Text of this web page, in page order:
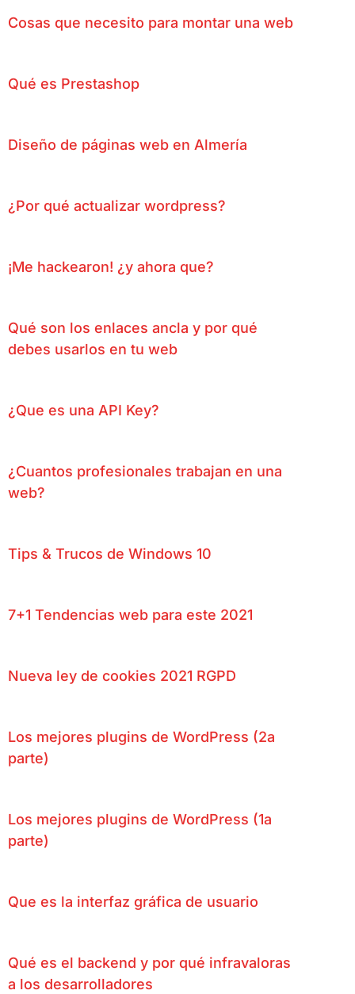
Cosas que necesito para montar una web
Qué es Prestashop
Diseño de páginas web en Almería
¿Por qué actualizar wordpress?
¡Me hackearon! ¿y ahora que?
Qué son los enlaces ancla y por qué
debes usarlos en tu web
¿Que es una API Key?
¿Cuantos profesionales trabajan en una
web?
Tips & Trucos de Windows 10
7+1 Tendencias web para este 2021
Nueva ley de cookies 2021 RGPD
Los mejores plugins de WordPress (2a
parte)
Los mejores plugins de WordPress (1a
parte)
Que es la interfaz gráfica de usuario
Qué es el backend y por qué infravaloras
a los desarrolladores